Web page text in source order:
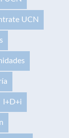
UCN
I+D+i